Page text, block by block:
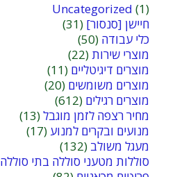
Uncategorized (1)
חיישן [סנסור] (31)
כלי עבודה (50)
מוצרי שירות(22)
מוצרים דיגיטליים (11)
מוצרים משומשים (20)
מוצרים רגילים (612)
מחיר רצפה לזמן מוגבל(13)
מנועים ובקרים למנוע (17)
מעגל משולב (132)
סוללות מטעני סוללה בתי סוללה